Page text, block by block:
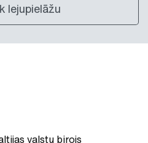
lejupielāžu
valstu birojs